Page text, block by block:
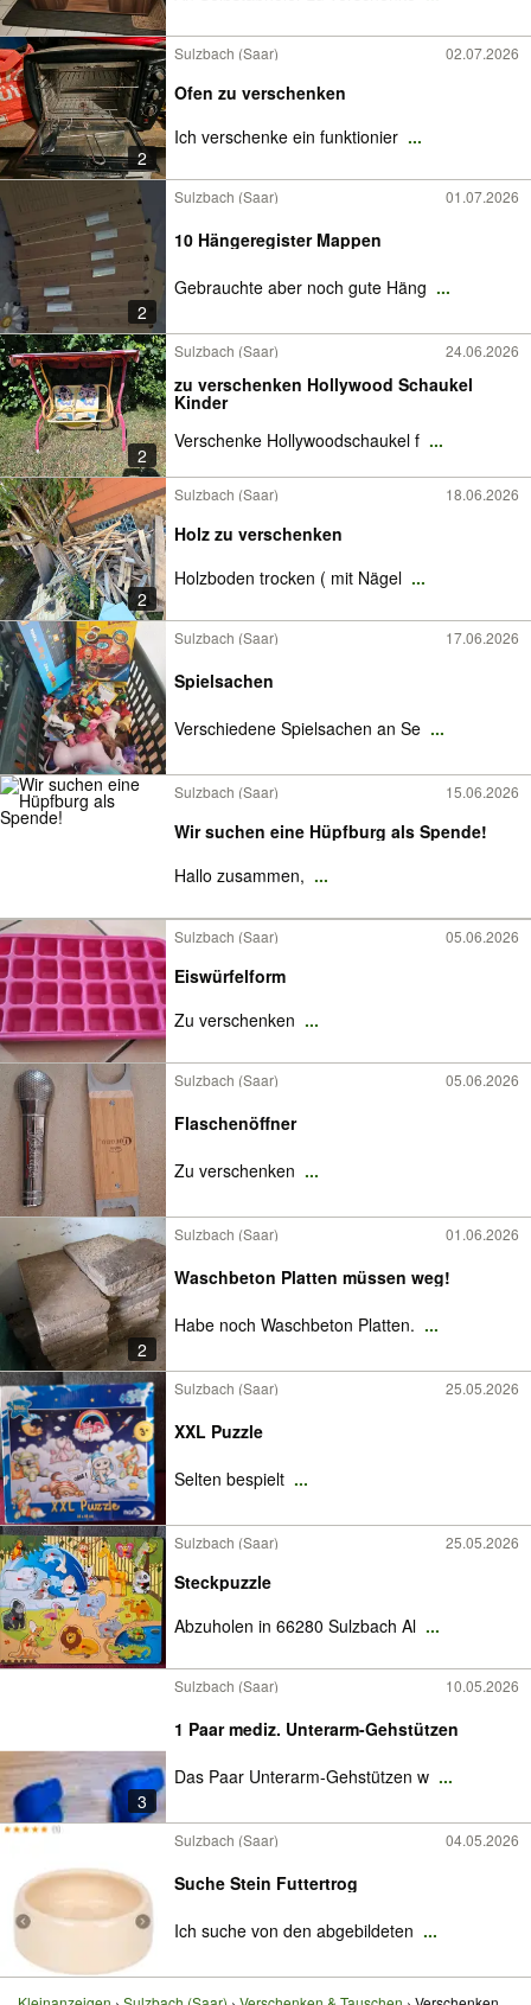
2
Sulzbach (Saar) 02.07.2026
Ofen zu verschenken
Ich verschenke ein funktionier ...
2
Sulzbach (Saar) 01.07.2026
10 Hängeregister Mappen
Gebrauchte aber noch gute Häng ...
2
Sulzbach (Saar) 24.06.2026
zu verschenken Hollywood Schaukel
Kinder
Verschenke Hollywoodschaukel f ...
2
Sulzbach (Saar) 18.06.2026
Holz zu verschenken
Holzboden trocken ( mit Nägel ...
Sulzbach (Saar) 17.06.2026
Spielsachen
Verschiedene Spielsachen an Se ...
Sulzbach (Saar) 15.06.2026
Wir suchen eine Hüpfburg als Spende!
​Hallo zusammen, ...
Sulzbach (Saar) 05.06.2026
Eiswürfelform
Zu verschenken ...
Sulzbach (Saar) 05.06.2026
Flaschenöffner
Zu verschenken ...
2
Sulzbach (Saar) 01.06.2026
Waschbeton Platten müssen weg!
Habe noch Waschbeton Platten. ...
Sulzbach (Saar) 25.05.2026
XXL Puzzle
Selten bespielt ...
Sulzbach (Saar) 25.05.2026
Steckpuzzle
Abzuholen in 66280 Sulzbach Al ...
3
Sulzbach (Saar) 10.05.2026
1 Paar mediz. Unterarm-Gehstützen
Das Paar Unterarm-Gehstützen w ...
Sulzbach (Saar) 04.05.2026
Suche Stein Futtertrog
Ich suche von den abgebildeten ...